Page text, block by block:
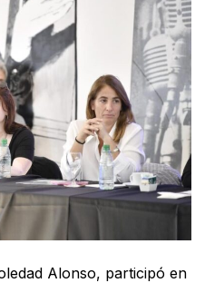
Alonso, participó en